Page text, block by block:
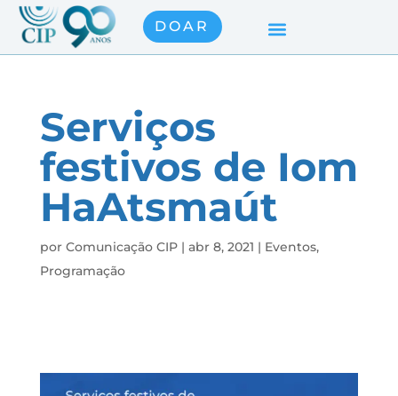
DOAR
Serviços
festivos de Iom
HaAtsmaút
por Comunicação CIP| abr 8, 2021 | Eventos,
Programação